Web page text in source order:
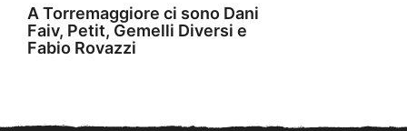
A Torremaggiore ci sono Dani
Faiv, Petit, Gemelli Diversi e
Fabio Rovazzi